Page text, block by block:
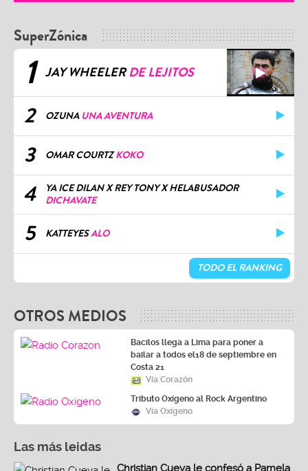
SuperZónica
1 JAY WHEELERDE LEJITOS
2 OZUNA UNA AVENTURA
3 OMAR COURTZKOKO
4
YA ICE DILAN X REY TONY X HELABUSADOR
DICHAVATE
5 KATTEYESALO
TODO EL RANKING
OTROS MEDIOS
Bacilos llega a Lima para poner a
bailar a todos el18 de septiembre en
Costa 21
Vía Corazón
Tributo Oxígeno al Rock Argentino
Vía Oxígeno
Las más leidas
Christian Cueva le confesó a Pamela